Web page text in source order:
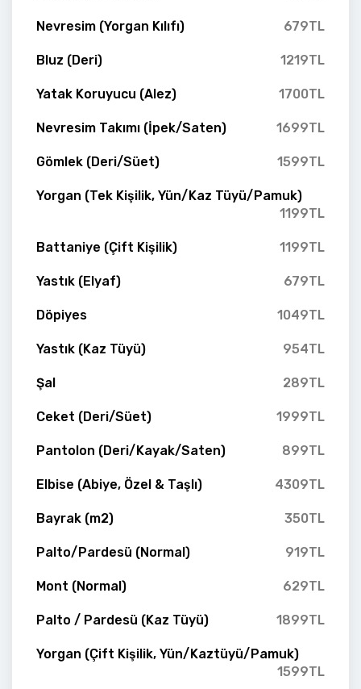
Nevresim (Yorgan Kılıfı) 679TL
Bluz (Deri) 1219TL
Yatak Koruyucu (Alez) 1700TL
Nevresim Takımı (İpek/Saten) 1699TL
Gömlek (Deri/Süet) 1599TL
Yorgan (Tek Kişilik, Yün/Kaz Tüyü/Pamuk)
1199TL
Battaniye (Çift Kişilik) 1199TL
Yastık (Elyaf) 679TL
Döpiyes 1049TL
Yastık (Kaz Tüyü) 954TL
Şal 289TL
Ceket (Deri/Süet) 1999TL
Pantolon (Deri/Kayak/Saten) 899TL
Elbise (Abiye, Özel & Taşlı) 4309TL
Bayrak (m2) 350TL
Palto/Pardesü (Normal) 919TL
Mont (Normal) 629TL
Palto / Pardesü (Kaz Tüyü) 1899TL
Yorgan (Çift Kişilik, Yün/Kaztüyü/Pamuk)
1599TL